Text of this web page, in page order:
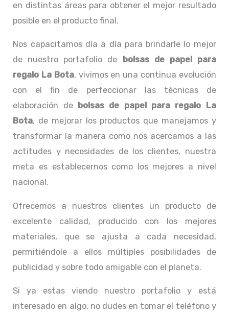
en distintas áreas para obtener el mejor resultado
posible en el producto final.
Nos capacitamos día a día para brindarle lo mejor
de nuestro portafolio de
bolsas de papel para
regalo La Bota, vivimos en una continua evolución
con el fin de perfeccionar las técnicas de
elaboración de
bolsas de papel para regalo La
Bota, de mejorar los productos que manejamos y
transformar la manera como nos acercamos a las
actitudes y necesidades de los clientes, nuestra
meta es establecernos como los mejores a nivel
nacional.
Ofrecemos a nuestros clientes un producto de
excelente calidad, producido con los mejores
materiales, que se ajusta a cada necesidad,
permitiéndole a ellos múltiples posibilidades de
publicidad y sobre todo amigable con el planeta.
Si ya estas viendo nuestro portafolio y está
interesado en algo, no dudes en tomar el teléfono y